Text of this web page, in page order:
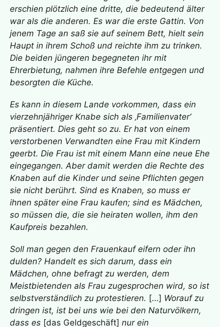
erschien plötzlich eine dritte, die bedeutend älter
war als die anderen. Es war die erste Gattin. Von
jenem Tage an saß sie auf seinem Bett, hielt sein
Haupt in ihrem Schoß und reichte ihm zu trinken.
Die beiden jüngeren begegneten ihr mit
Ehrerbietung, nahmen ihre Befehle entgegen und
besorgten die Küche.
Es kann in diesem Lande vorkommen, dass ein
vierzehnjähriger Knabe sich als ‚Familienvater‘
präsentiert. Dies geht so zu. Er hat von einem
verstorbenen Verwandten eine Frau mit Kindern
geerbt. Die Frau ist mit einem Mann eine neue Ehe
eingegangen. Aber damit werden die Rechte des
Knaben auf die Kinder und seine Pflichten gegen
sie nicht berührt. Sind es Knaben, so muss er
ihnen später eine Frau kaufen; sind es Mädchen,
so müssen die, die sie heiraten wollen, ihm den
Kaufpreis bezahlen.
Soll man gegen den Frauenkauf eifern oder ihn
dulden? Handelt es sich darum, dass ein
Mädchen, ohne befragt zu werden, dem
Meistbietenden als Frau zugesprochen wird, so ist
selbstverständlich zu protestieren. […] Worauf zu
dringen ist, ist bei uns wie bei den Naturvölkern,
dass es [das Geldgeschäft] nur ein